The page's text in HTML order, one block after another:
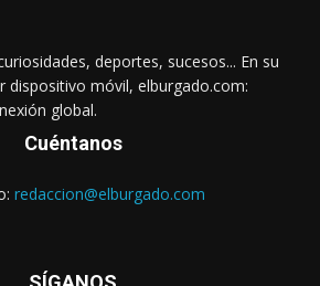
deportes, sucesos... En su
dispositivo móvil, elburgado.com:
global.
Cuéntanos
redaccion@elburgado.com